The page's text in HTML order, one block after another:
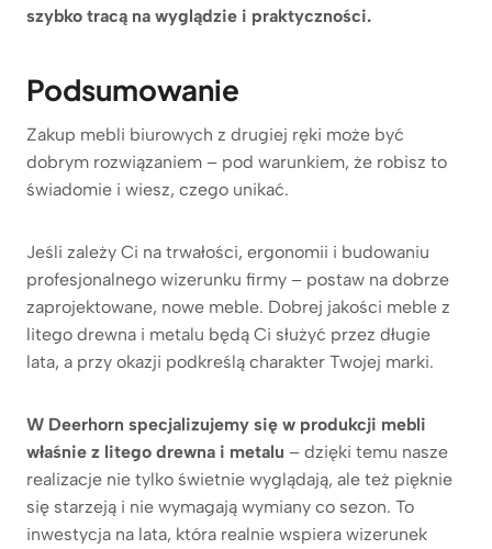
szybko tracą na wyglądzie i praktyczności.
Podsumowanie
Zakup mebli biurowych z drugiej ręki może być
dobrym rozwiązaniem – pod warunkiem, że robisz to
świadomie i wiesz, czego unikać.
Jeśli zależy Ci na trwałości, ergonomii i budowaniu
profesjonalnego wizerunku firmy – postaw na dobrze
zaprojektowane, nowe meble. Dobrej jakości meble z
litego drewna i metalu będą Ci służyć przez długie
lata, a przy okazji podkreślą charakter Twojej marki.
W Deerhorn specjalizujemy się w produkcji mebli
właśnie z litego drewna i metalu – dzięki temu nasze
realizacje nie tylko świetnie wyglądają, ale też pięknie
się starzeją i nie wymagają wymiany co sezon. To
inwestycja na lata, która realnie wspiera wizerunek